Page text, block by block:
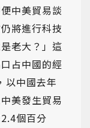
中美貿易談
將進行科技
老大？」這
占中國的經
以中國去年
美發生貿易
個百分